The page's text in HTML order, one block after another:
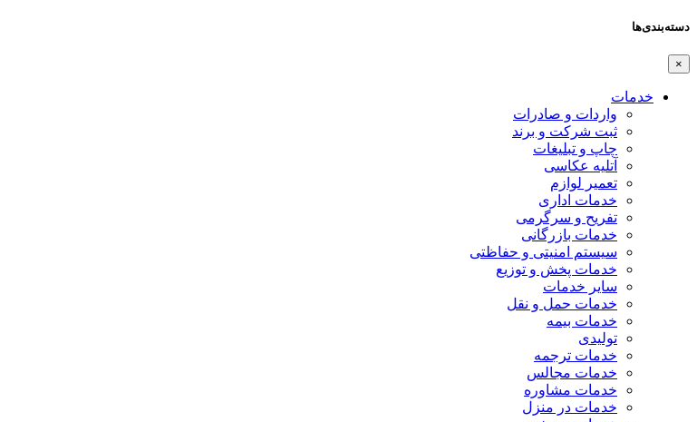
دسته‌بندی‌ها
×
خدمات
واردات و صادرات
ثبت شرکت و برند
چاپ و تبلیغات
آتلیه عکاسی
تعمیر لوازم
خدمات اداری
تفریح و سرگرمی
خدمات بازرگانی
سیستم امنیتی و حفاظتی
خدمات پخش و توزیع
سایر خدمات
خدمات حمل و نقل
خدمات بیمه
تولیدی
خدمات ترجمه
خدمات مجالس
خدمات مشاوره
خدمات در منزل